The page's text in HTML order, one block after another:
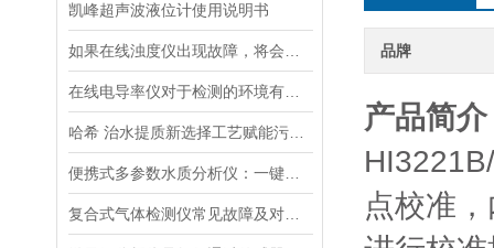
凯峰超声波液位计使用说明书
品牌
产品简介
点校准